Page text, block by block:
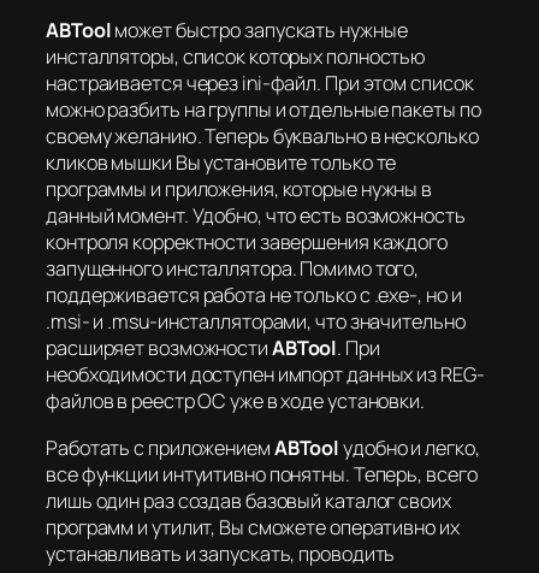
ABToolможет быстро запускать нужные
инсталляторы, список которых полностью
настраивается через ini-файл. При этом список
можно разбить на группы и отдельные пакеты по
своему желанию. Теперь буквально в несколько
кликов мышки Вы установите только те
программы и приложения, которые нужны в
данный момент. Удобно, что есть возможность
контроля корректности завершения каждого
запущенного инсталлятора. Помимо того,
поддерживается работа не только с .exe-, но и
.msi- и .msu-инсталляторами, что значительно
расширяет возможностиABTool. При
необходимости доступен импорт данных из REG-
файлов в реестр ОС уже в ходе установки.
Работать с приложениемABToolудобно и легко,
все функции интуитивно понятны. Теперь, всего
лишь один раз создав базовый каталог своих
программ и утилит, Вы сможете оперативно их
устанавливать и запускать, проводить